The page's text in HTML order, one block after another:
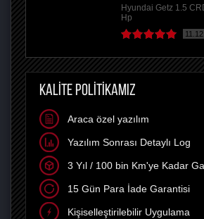
Hyundai Getz 1.5
Hp
KALİTE POLİTİKAMIZ
Araca özel yazılım
Yazılım Sonrası Detaylı Log
3 Yıl / 100 bin Km'ye Kadar
15 Gün Para İade Garantisi
Kişiselleştirilebilir Uygulama